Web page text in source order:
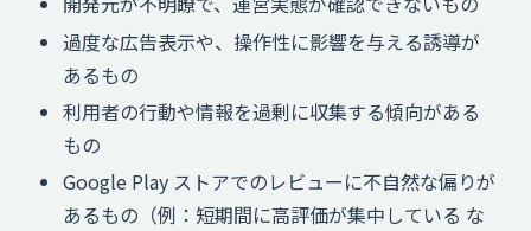
過度な広告表示や、操作性に影響を与える誘導が
あるもの
利用者の行動や情報を過剰に収集する傾向がある
もの
Google Play ストアでのレビューに不自然な偏りが
あるもの（例：短期間に高評価が集中している な